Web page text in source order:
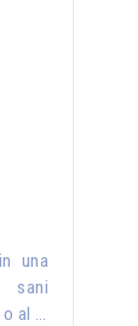
una
sani
al …